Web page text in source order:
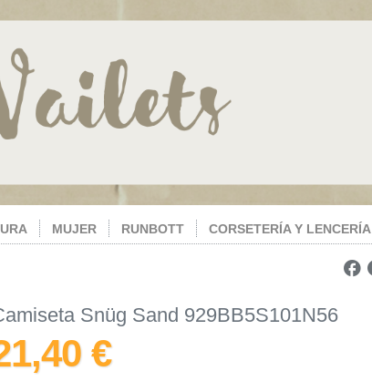
MUJER RUNBOTT CORSETERÍA Y LENCERÍA
Snüg ​Sand 929BB5S101N56
€